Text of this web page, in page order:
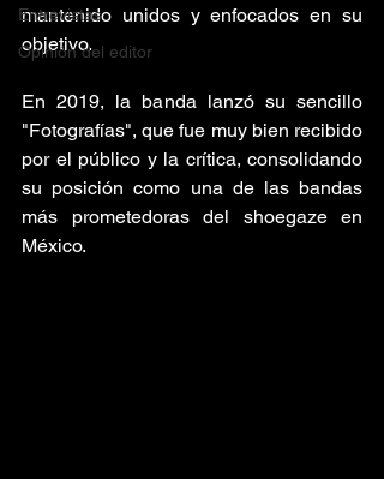
Entrevistas
Opinión del editor
mantenido unidos y enfocados en su
objetivo.
En 2019, la banda lanzó su sencillo
"Fotografías", que fue muy bien recibido
por el público y la crítica, consolidando
su posición como una de las bandas
más prometedoras del shoegaze en
México.